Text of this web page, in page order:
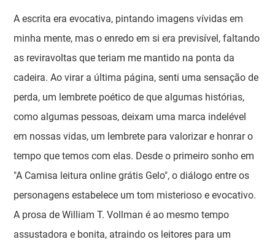
A escrita era evocativa, pintando imagens vívidas em
minha mente, mas o enredo em si era previsível, faltando
as reviravoltas que teriam me mantido na ponta da
cadeira. Ao virar a última página, senti uma sensação de
perda, um lembrete poético de que algumas histórias,
como algumas pessoas, deixam uma marca indelével
em nossas vidas, um lembrete para valorizar e honrar o
tempo que temos com elas. Desde o primeiro sonho em
"A Camisa leitura online grátis Gelo", o diálogo entre os
personagens estabelece um tom misterioso e evocativo.
A prosa de William T. Vollman é ao mesmo tempo
assustadora e bonita, atraindo os leitores para um